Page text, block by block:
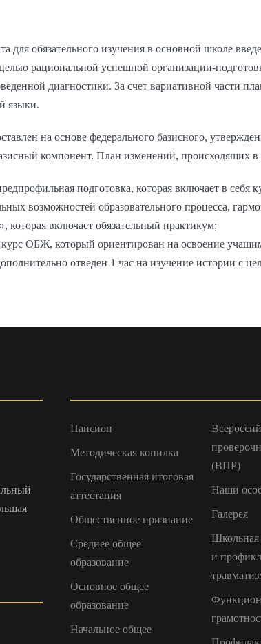
для обязательного изучения в основной школе
рациональной успешной организации-
диагностики. За счет вариативной части
языки.
на основе федерального базисного,
компонент. План изменений, происходящих в
подготовка, которая включает в
возможностей образовательного процесса,
которая включает обязательный практикум;
курс ОБЖ, который ориентирован на освоение
отведен 1 час на изучение истории с
Пансион
Методическая копилка
Государственная итоговая
аттестация
Общественное признание
Среднее общее
образование
Основное общее
образование
Начальное общее
(ВПР)
Наши
Галерея
Школьная
и